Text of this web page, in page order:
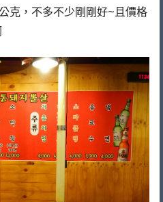
克，不多不少剛剛好~且價格